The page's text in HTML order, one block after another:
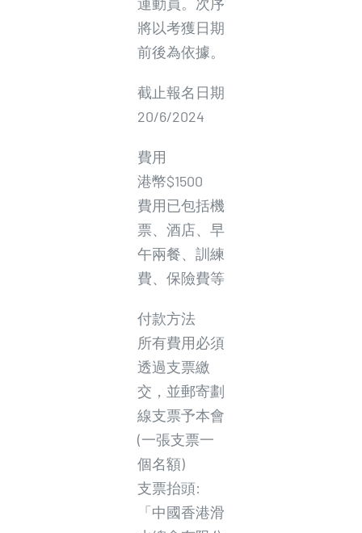
將以考獲日期
前後為依據。
截止報名日期
20/6/2024
費用
港幣$1500
費用已包括機
票、酒店、早
午兩餐、訓練
費、保險費等
付款方法
所有費用必須
透過支票繳
交，並郵寄劃
線支票予本會
(一張支票一
個名額)
支票抬頭:
「中國香港滑